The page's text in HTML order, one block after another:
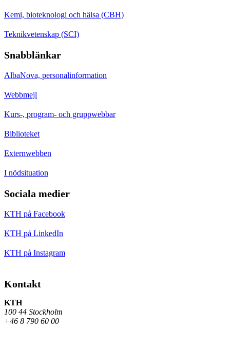
Kemi, bioteknologi och hälsa (CBH)
Teknikvetenskap (SCI)
Snabblänkar
AlbaNova, personalinformation
Webbmejl
Kurs-, program- och gruppwebbar
Biblioteket
Externwebben
I nödsituation
Sociala medier
KTH på Facebook
KTH på LinkedIn
KTH på Instagram
Kontakt
KTH
100 44 Stockholm
+46 8 790 60 00